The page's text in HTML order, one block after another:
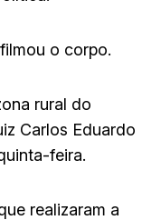
o corpo.
rural do
Carlos Eduardo
feira.
realizaram a